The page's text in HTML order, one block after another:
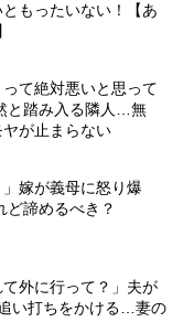
もったいない！【あ
って絶対悪いと思って
と踏み入る隣人…無
が止まらない
嫁が義母に怒り爆
ど諦めるべき？
て外に行って？」夫が
い打ちをかける…妻の